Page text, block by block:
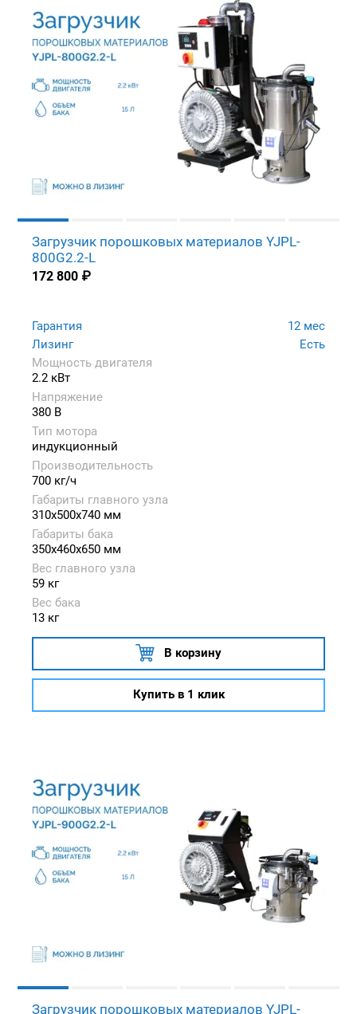
Загрузчик порошковых материалов YJPL-
800G2.2-L
172 800 ₽
Гарантия
12 мес
Лизинг
Есть
Мощность двигателя
2.2 кВт
Напряжение
380 В
Тип мотора
индукционный
Производительность
700 кг/ч
Габариты главного узла
310x500x740 мм
Габариты бака
350x460x650 мм
Вес главного узла
59 кг
Вес бака
13 кг
В корзину
Купить в 1 клик
Загрузчик порошковых материалов YJPL-